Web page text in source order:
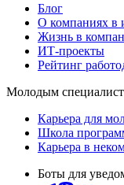
Блог
О компаниях в
Жизнь в
ИТ-проекты
Рейтинг
Молодым
Карьера для
Школа
Карьера в
Боты для